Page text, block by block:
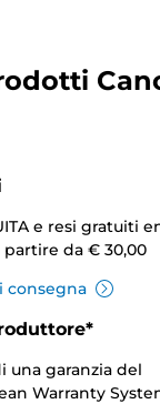
e resi gratuiti
da € 30,00
consegna
una garanzia del
Warranty